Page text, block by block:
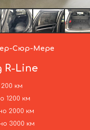
Сюр-Мере
R-Line
км
1200 км
2000 км
3000 км